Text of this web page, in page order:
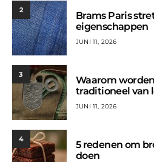
2
Brams Paris
eigenschappen
JUNI 11, 2026
3
Waarom
traditioneel van
JUNI 11, 2026
4
5 redenen om
doen